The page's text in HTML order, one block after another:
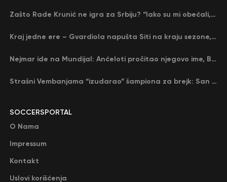
SOCCERSPORTAL
O Nama
Impressum
Kontakt
Uslovi korišćenja
Zašto Rade Krunić ne igra za Srbiju? “Iako su mi obećali, niko me nije zvao…”
Kraj jedne ere – Gvardiola napušta Siti na kraju sezone, menja ga njegov nekadašnji rival
Nejmar ide na Mundijal: Anćeloti pročitao njegovo ime, Brazil u delirijumu (VIDEO)
Strašni Vembanjama “izudarao” šampiona za brejk: San Antonio poveo protiv Oklahome